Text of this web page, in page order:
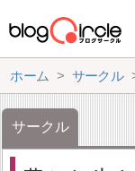
ホーム サークル
サークル